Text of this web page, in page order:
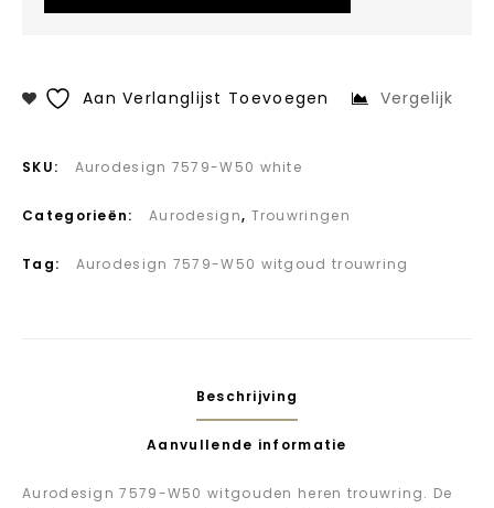
Aan Verlanglijst Toevoegen Vergelijk
SKU: Aurodesign 7579-W50 white
Categorieën: Aurodesign, Trouwringen
Tag: Aurodesign 7579-W50 witgoud trouwring
Beschrijving
Aanvullende informatie
Aurodesign 7579-W50 witgouden heren trouwring. De